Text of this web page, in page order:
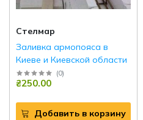
Стелмар
Заливка армопояса в
Киеве и Киевской области
(0)
₴250.00
Добавить в корзину